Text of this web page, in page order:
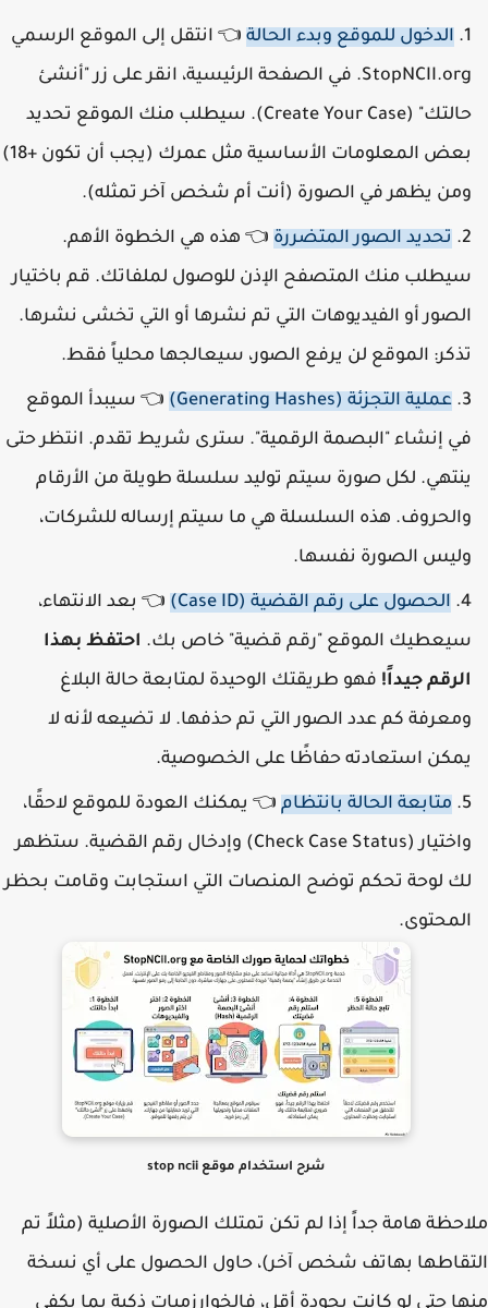
الدخول للموقع وبدء الحالة👈 انتقل إلى الموقع الرسمي
StopNCII.org. في الصفحة الرئيسية، انقر على زر "أنشئ
حالتك" (Create Your Case). سيطلب منك الموقع تحديد
بعض المعلومات الأساسية مثل عمرك (يجب أن تكون +18)
يظهر في الصورة (أنت أم شخص آخر تمثله).
تحديد الصور المتضررة👈 هذه هي الخطوة الأهم.
منك المتصفح الإذن للوصول لملفاتك. قم باختيار
أو الفيديوهات التي تم نشرها أو التي تخشى نشرها.
الموقع لن يرفع الصور، سيعالجها محلياً فقط.
عملية التجزئة (Generating Hashes)
👈 سيبدأ الموقع
إنشاء "البصمة الرقمية". سترى شريط تقدم. انتظر حتى
لكل صورة سيتم توليد سلسلة طويلة من الأرقام
هذه السلسلة هي ما سيتم إرساله للشركات،
الصورة نفسها.
الحصول على رقم القضية (Case ID)
👈 بعد الانتهاء،
الموقع "رقم قضية" خاص بك.احتفظ بهذا
جيداً!فهو طريقتك الوحيدة لمتابعة حالة البلاغ
كم عدد الصور التي تم حذفها. لا تضيعه لأنه لا
استعادته حفاظًا على الخصوصية.
متابعة الحالة بانتظام👈 يمكنك العودة للموقع لاحقًا،
واختيار (Check Case Status) وإدخال رقم القضية. ستظهر
لوحة تحكم توضح المنصات التي استجابت وقامت بحظر
شرح استخدام موقع stop ncii
هامة جداً إذا لم تكن تمتلك الصورة الأصلية (مثلاً تم
بهاتف شخص آخر)، حاول الحصول على أي نسخة
حتى لو كانت بجودة أقل، فالخوارزميات ذكية بما يكفي